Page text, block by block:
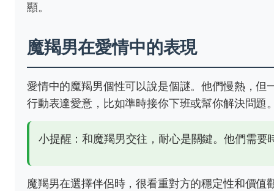
顯。
魔羯男在愛情中的表現
愛情中的魔羯男個性可以說是個謎。他們慢熱，
行動表達愛意，比如準時接你下班或幫你解決問
小提醒：和魔羯男交往，耐心是關鍵。他們需要
魔羯男在選擇伴侶時，很看重對方的穩定性和價